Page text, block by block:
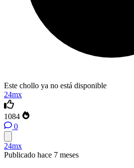
Este chollo ya no está disponible
24mx
1084
0
24mx
Publicado hace 7 meses